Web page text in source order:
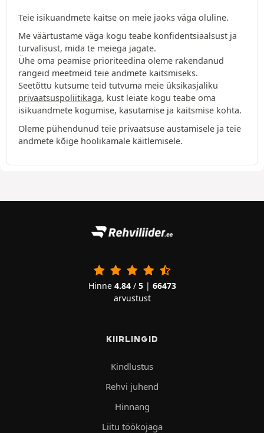
Teie isikuandmete kaitse on meie jaoks väga oluline.
Me väärtustame väga kogu teabe konfidentsiaalsust ja
turvalisust, mida te meiega jagate.
Ühe oma peamise prioriteedina oleme rakendanud
rangeid meetmeid teie andmete kaitsmiseks.
Seetõttu kutsume teid tutvuma meie üksikasjaliku
privaatsuspoliitikaga, kust leiate kogu teabe oma
isikuandmete kogumise, kasutamise ja kaitsmise kohta.
Oleme pühendunud teie privaatsuse austamisele ja teie
andmete kõige hoolikamale käitlemisele.
Hinne 4.84/ 5| 66473
arvustust
KIIRLINGID
Kindlustus
Rehvi juhend
Hinnang
Liitu töökojaga